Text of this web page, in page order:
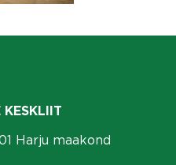
KESKLIIT
Harju maakond